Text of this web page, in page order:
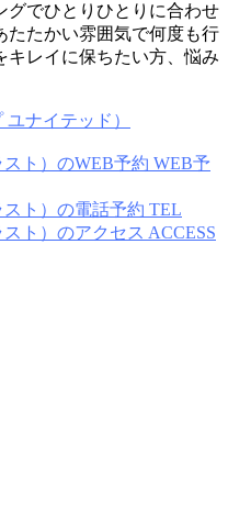
グでひとりひとりに合わせ
たたかい雰囲気で何度も行
キレイに保ちたい方、悩み
WEB予
TEL
ACCESS